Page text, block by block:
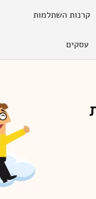
קרנות השתלמות
עסקים